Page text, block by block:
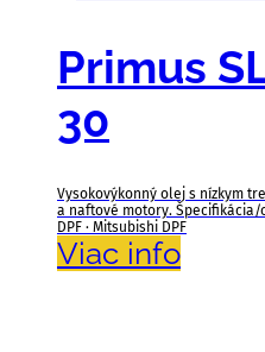
Primus
30
Vysokovýkonný olej s nízkym
a naftové motory. Špecifikácia/
DPF · Mitsubishi DPF
Viac info